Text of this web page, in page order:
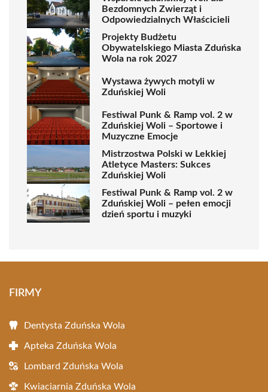
Bezdomnych Zwierząt i
Odpowiedzialnych Właścicieli
Projekty Budżetu
Obywatelskiego Miasta Zduńska
Wola na rok 2027
Wystawa żywych motyli w
Zduńskiej Woli
Festiwal Punk & Ramp vol. 2 w
Zduńskiej Woli – Sportowe i
Muzyczne Emocje
Mistrzostwa Polski w Lekkiej
Atletyce Masters: Sukces
Zduńskiej Woli
Festiwal Punk & Ramp vol. 2 w
Zduńskiej Woli – pełen emocji
dzień sportu i muzyki
FIRMY
Dentysta Zduńska Wola
Apteka Zduńska Wola
Lombard Zduńska Wola
Kwiaciarnia Zduńska Wola